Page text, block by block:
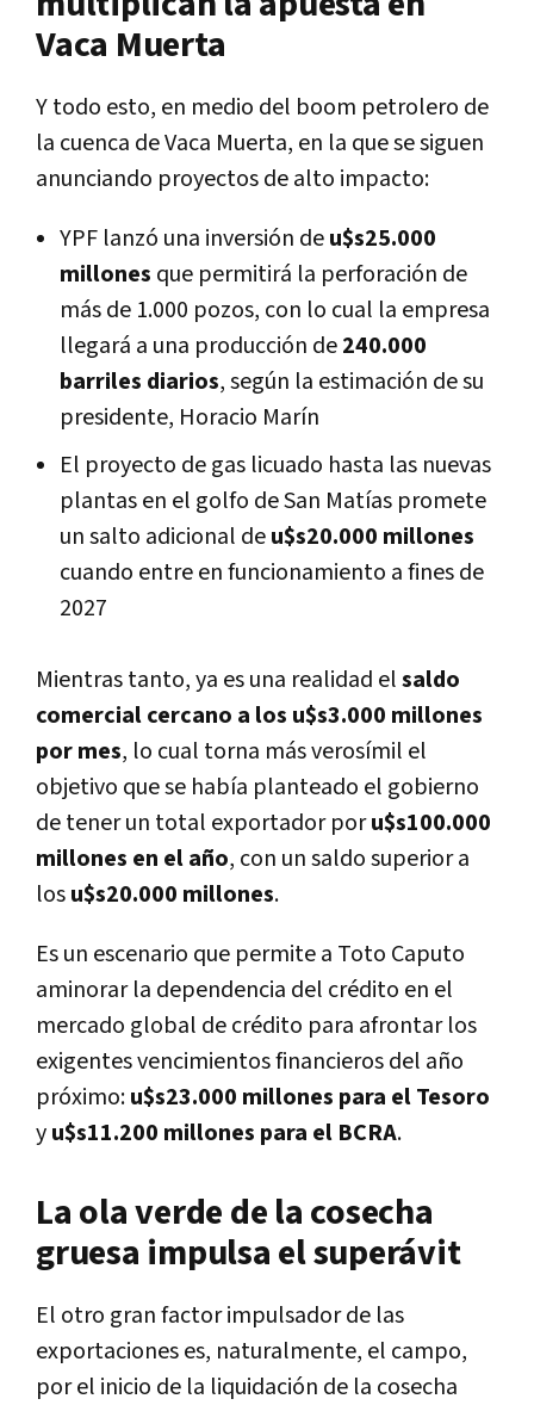
Vaca Muerta
Y todo esto, en medio del boom petrolero de
la cuenca de Vaca Muerta, en la que se siguen
anunciando proyectos de alto impacto:
YPF lanzó una inversión deu$s25.000
millones que permitirá la perforación de
más de 1.000 pozos, con lo cual la empresa
llegará a una producción de240.000
barriles diarios, según la estimación de su
presidente, Horacio Marín
El proyecto de gas licuado hasta las nuevas
plantas en el golfo de San Matías promete
un salto adicional deu$s20.000 millones
cuando entre en funcionamiento a fines de
2027
Mientras tanto, ya es una realidad elsaldo
comercial cercano a los u$s3.000 millones
por mes, lo cual torna más verosímil el
objetivo que se había planteado el gobierno
de tener un total exportador poru$s100.000
millones en el año, con un saldo superior a
losu$s20.000 millones.
Es un escenario que permite a Toto Caputo
aminorar la dependencia del crédito en el
mercado global de crédito para afrontar los
exigentes vencimientos financieros del año
próximo:u$s23.000 millones para el Tesoro
yu$s11.200 millones para el BCRA.
La ola verde de la cosecha
gruesa impulsa el superávit
El otro gran factor impulsador de las
exportaciones es, naturalmente, el campo,
por el inicio de la liquidación de la cosecha